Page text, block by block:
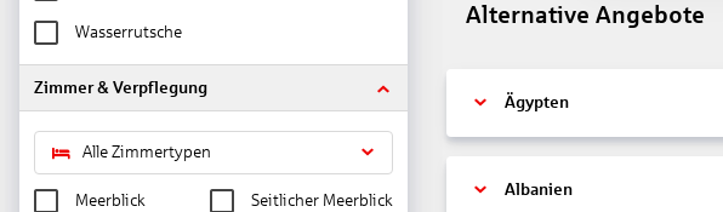
Wasserrutsche
Zimmer & Verpflegung
Alle Zimmertypen
Meerblick Seitlicher Meerblick
Alternative Angebote
Ägypten
Albanien